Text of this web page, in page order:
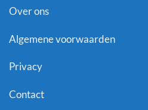
Over ons
Algemene voorwaarden
Privacy
Contact